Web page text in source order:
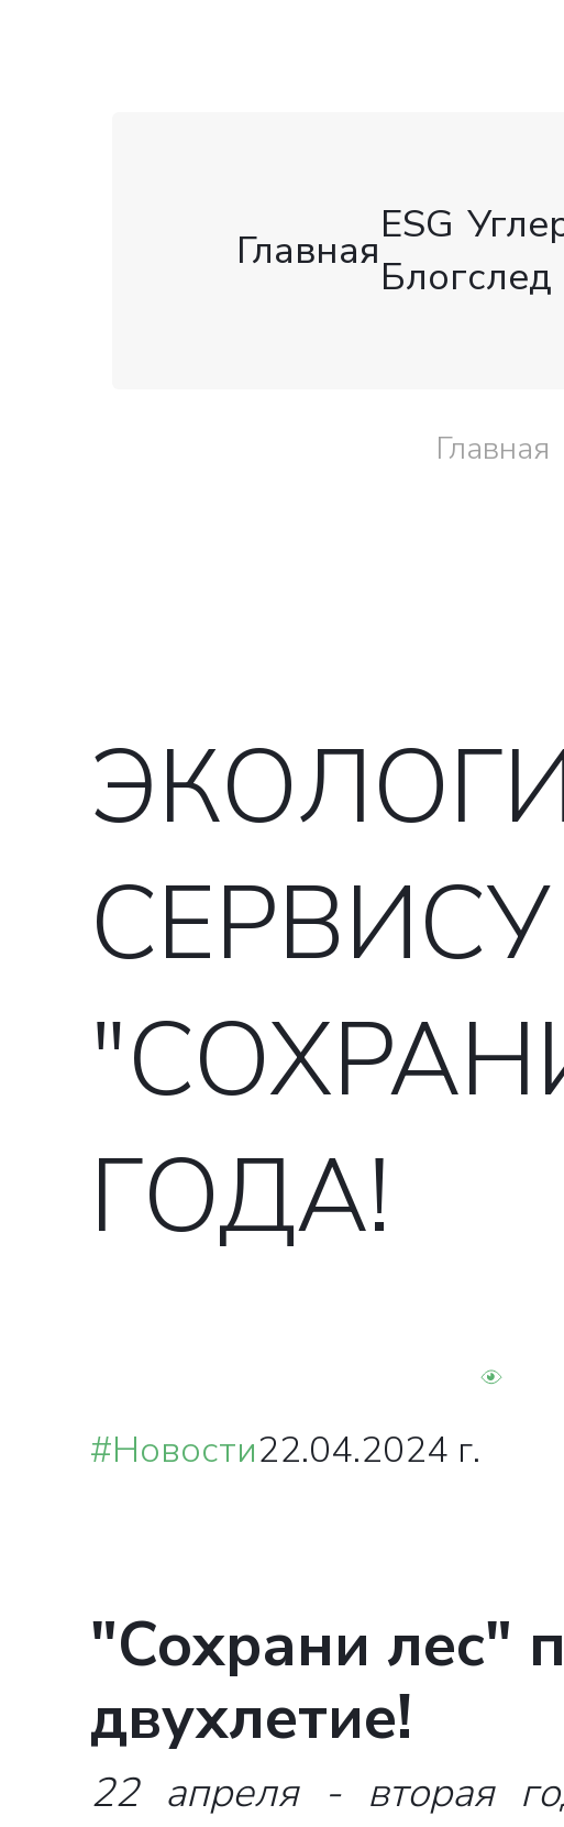
Главная
ESG
Блогслед
Главная
СЕРВИСУ
ГОДА!
#Новости22.04.2024 г.
"Сохрани лес"
двухлетие!
22 апреля - вторая